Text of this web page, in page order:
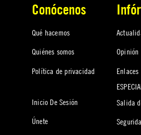
Conócenos
Qué hacemos
Quiénes somos
Política de privacidad
Inicio De Sesión
Únete
Opinión
Enlaces
Salida